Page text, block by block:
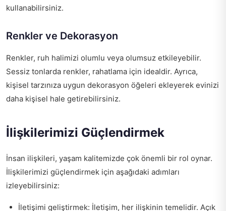
kullanabilirsiniz.
Renkler ve Dekorasyon
Renkler, ruh halimizi olumlu veya olumsuz etkileyebilir.
Sessiz tonlarda renkler, rahatlama için idealdir. Ayrıca,
kişisel tarzınıza uygun dekorasyon öğeleri ekleyerek evinizi
daha kişisel hale getirebilirsiniz.
İlişkilerimizi Güçlendirmek
İnsan ilişkileri, yaşam kalitemizde çok önemli bir rol oynar.
İlişkilerimizi güçlendirmek için aşağıdaki adımları
izleyebilirsiniz:
İletişimi geliştirmek: İletişim, her ilişkinin temelidir. Açık